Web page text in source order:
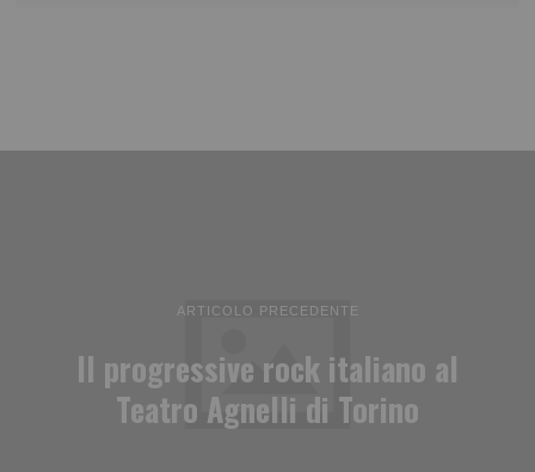
ARTICOLO PRECEDENTE
Il progressive rock italiano al
Teatro Agnelli di Torino